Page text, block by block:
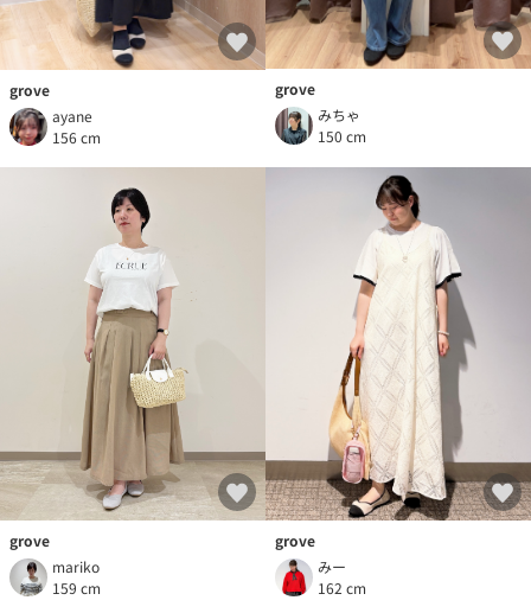
grove
ayane
156 cm
grove
みちゃ
150 cm
grove
mariko
159 cm
grove
みー
162 cm